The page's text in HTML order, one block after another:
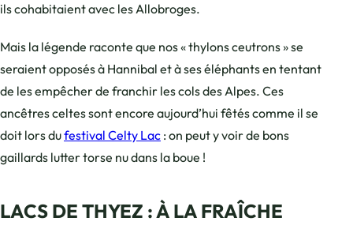
ils cohabitaient avec les Allobroges.
Mais la légende raconte que nos « thylons ceutrons » se
seraient opposés à Hannibal et à ses éléphants en tentant
de les empêcher de franchir les cols des Alpes. Ces
ancêtres celtes sont encore aujourd’hui fêtés comme il se
doit lors dufestival Celty Lac : on peut y voir de bons
gaillards lutter torse nu dans la boue !
LACS DE THYEZ : À LA FRAÎCHE